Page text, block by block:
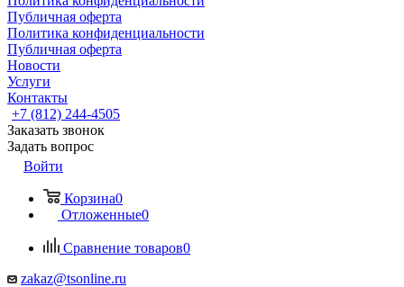
Публичная оферта
Политика конфиденциальности
Публичная оферта
Новости
Услуги
Контакты
+7 (812) 244-4505
Заказать звонок
Задать вопрос
Войти
Корзина0
Отложенные0
Сравнение товаров0
zakaz@tsonline.ru